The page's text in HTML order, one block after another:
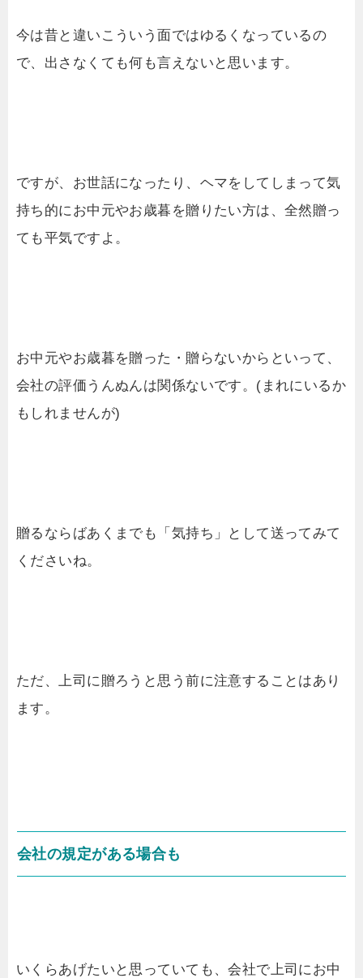
今は昔と違いこういう面ではゆるくなっているの
で、出さなくても何も言えないと思います。
ですが、お世話になったり、ヘマをしてしまって気
持ち的にお中元やお歳暮を贈りたい方は、全然贈っ
ても平気ですよ。
お中元やお歳暮を贈った・贈らないからといって、
会社の評価うんぬんは関係ないです。(まれにいるか
もしれませんが)
贈るならばあくまでも「気持ち」として送ってみて
くださいね。
ただ、上司に贈ろうと思う前に注意することはあり
ます。
会社の規定がある場合も
いくらあげたいと思っていても、会社で上司にお中